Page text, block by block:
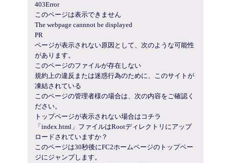
403Error
このページは表示できません
The webpage cannnot be displayed
PR
ページが表示されない原因として、次のような可能性
があります。
このページのファイルが存在しない
規約上の違反または迷惑行為のために、このサイトが
凍結されている
このページの管理者様の場合は、次の内容をご確認く
ださい。
トップページが表示されない場合はコチラ
「index.html」ファイルはRootディレクトリにアップ
ロードされていますか？
このページは30秒後にFC2ホームページのトップペー
ジにジャンプします。